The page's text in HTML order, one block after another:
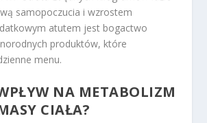
samopoczucia i wzrostem
atutem jest bogactwo
produktów, które
menu.
NA METABOLIZM
CIAŁA?